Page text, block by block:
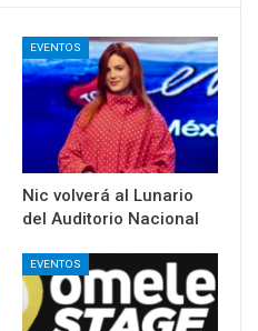
EVENTOS
Nic volverá al Lunario
del Auditorio Nacional
EVENTOS